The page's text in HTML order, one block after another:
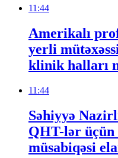
11:44
Amerikalı
yerli
klinik halları
11:44
Səhiyyə
QHT-lər
müsabiqəsi